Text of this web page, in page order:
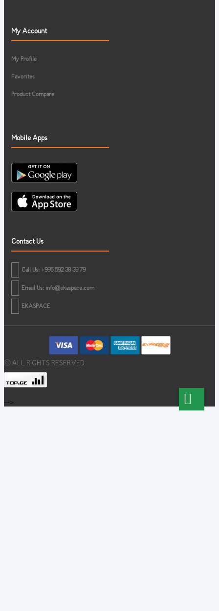
My Account
My Profile
Favorites
Product Compare
Mobile Apps
Contact Us
Call Us: +995 592 38 39 79
Email Us: info@ekaspace.com
EKASPACE
© ALL RIGHTS RESERVED
-->